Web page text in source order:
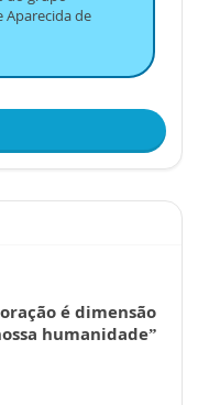
Aparecida de
é dimensão
humanidade”